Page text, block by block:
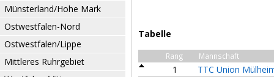
Münsterland/Hohe Mark
Ostwestfalen-Nord
Ostwestfalen/Lippe
Mittleres Ruhrgebiet
Tabelle
Rang Mannschaft
1
TTC Union